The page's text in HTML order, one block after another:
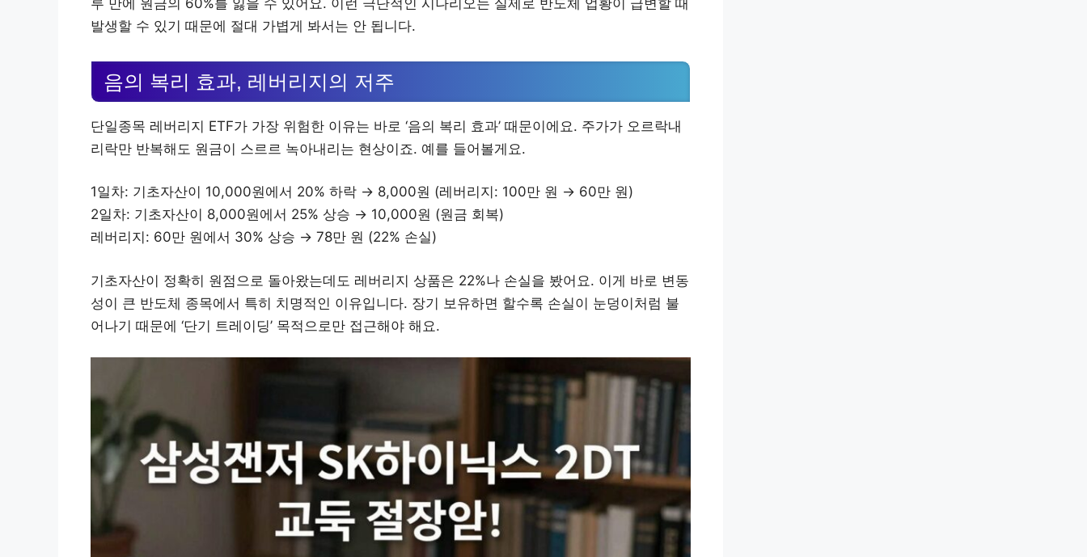
루 만에 원금의 60%를 잃을 수 있어요. 이런 극단적인 시나리오는 실제로 반도체 업황이 급변할 때
발생할 수 있기 때문에 절대 가볍게 봐서는 안 됩니다.
음의 복리 효과, 레버리지의 저주
단일종목 레버리지 ETF가 가장 위험한 이유는 바로 ‘음의 복리 효과’ 때문이에요. 주가가 오르락내
리락만 반복해도 원금이 스르르 녹아내리는 현상이죠. 예를 들어볼게요.
1일차: 기초자산이 10,000원에서 20% 하락 → 8,000원 (레버리지: 100만 원 → 60만 원)
2일차: 기초자산이 8,000원에서 25% 상승 → 10,000원 (원금 회복)
레버리지: 60만 원에서 30% 상승 → 78만 원 (22% 손실)
기초자산이 정확히 원점으로 돌아왔는데도 레버리지 상품은 22%나 손실을 봤어요. 이게 바로 변동
성이 큰 반도체 종목에서 특히 치명적인 이유입니다. 장기 보유하면 할수록 손실이 눈덩이처럼 불
어나기 때문에 ‘단기 트레이딩’ 목적으로만 접근해야 해요.